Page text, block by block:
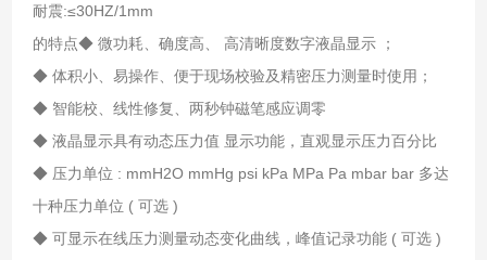
耐震:≤30HZ/1mm
的特点◆ 微功耗、确度高、 高清晰度数字液晶显示 ；
◆ 体积小、易操作、便于现场校验及精密压力测量时使用；
◆ 智能校、线性修复、两秒钟磁笔感应调零
◆ 液晶显示具有动态压力值 显示功能，直观显示压力百分比
◆ 压力单位 : mmH2O mmHg psi kPa MPa Pa mbar bar 多达
十种压力单位 ( 可选 )
◆ 可显示在线压力测量动态变化曲线，峰值记录功能 ( 可选 )